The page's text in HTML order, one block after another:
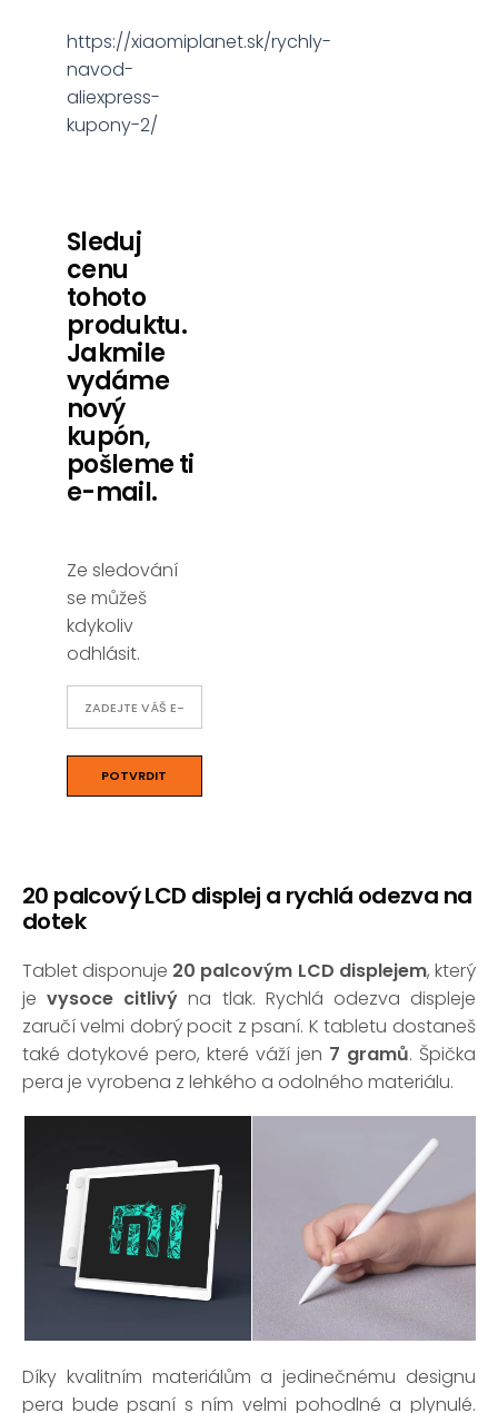
https://xiaomiplanet.sk/rychly-
navod-
aliexpress-
kupony-2/
Sleduj
cenu
tohoto
produktu.
Jakmile
vydáme
nový
kupón,
pošleme ti
e-mail.
Ze sledování
se můžeš
kdykoliv
odhlásit.
20 palcový LCD displej a rychlá odezva na
dotek
Tablet disponuje 20 palcovým LCD displejem, který
jevysoce citlivý na tlak. Rychlá odezva displeje
zaručí velmi dobrý pocit z psaní. K tabletu dostaneš
také dotykové pero, které váží jen 7 gramů. Špička
pera je vyrobena z lehkého a odolného materiálu.
Díky kvalitním materiálům a jedinečnému designu
pera bude psaní s ním velmi pohodlné a plynulé.